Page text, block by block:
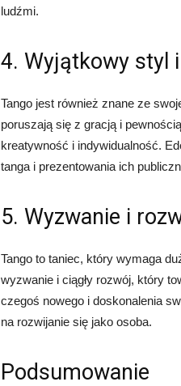
ludźmi.
4. Wyjątkowy styl
Tango jest również znane ze
poruszają się z gracją i
kreatywność i indywidualność.
tanga i prezentowania ich
5. Wyzwanie i
Tango to taniec, który wymaga
wyzwanie i ciągły rozwój, który
czegoś nowego i doskonalenia
na rozwijanie się jako osoba.
Podsumowanie